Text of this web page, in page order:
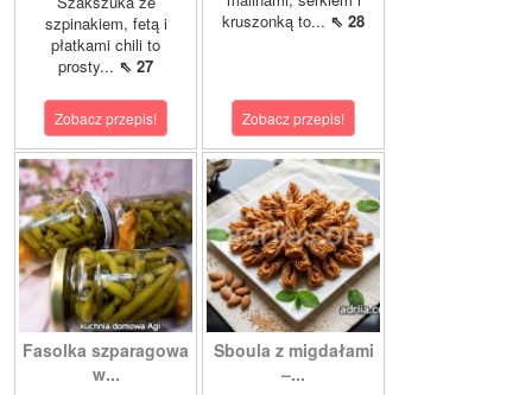
szpinakiem, fetą i
płatkami chili to
prosty... ⇖ 27
Zobacz przepis!
kruszonką to... ⇖ 28
Zobacz przepis!
Fasolka szparagowa
w...
Sboula z migdałami
–...